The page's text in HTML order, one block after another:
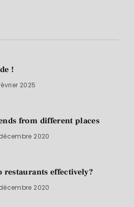
!
2025
from different places
2020
effectively?
2020